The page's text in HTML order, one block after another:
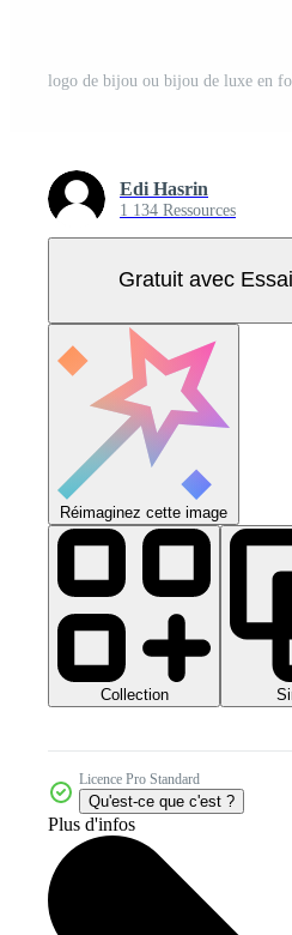
Edi Hasrin
1 134 Ressources
Gratuit avec Essai
Réimaginez cette image
Collection
Licence Pro Standard
Qu'est-ce que c'est ?
Plus d'infos